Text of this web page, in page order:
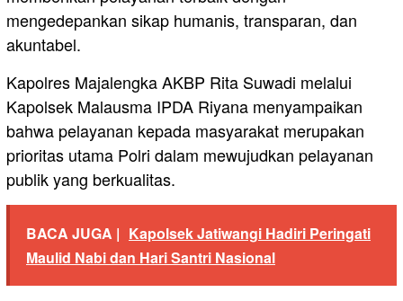
mengedepankan sikap humanis, transparan, dan
akuntabel.
Kapolres Majalengka AKBP Rita Suwadi melalui
Kapolsek Malausma IPDA Riyana menyampaikan
bahwa pelayanan kepada masyarakat merupakan
prioritas utama Polri dalam mewujudkan pelayanan
publik yang berkualitas.
BACA JUGA | Kapolsek Jatiwangi Hadiri Peringati
Maulid Nabi dan Hari Santri Nasional